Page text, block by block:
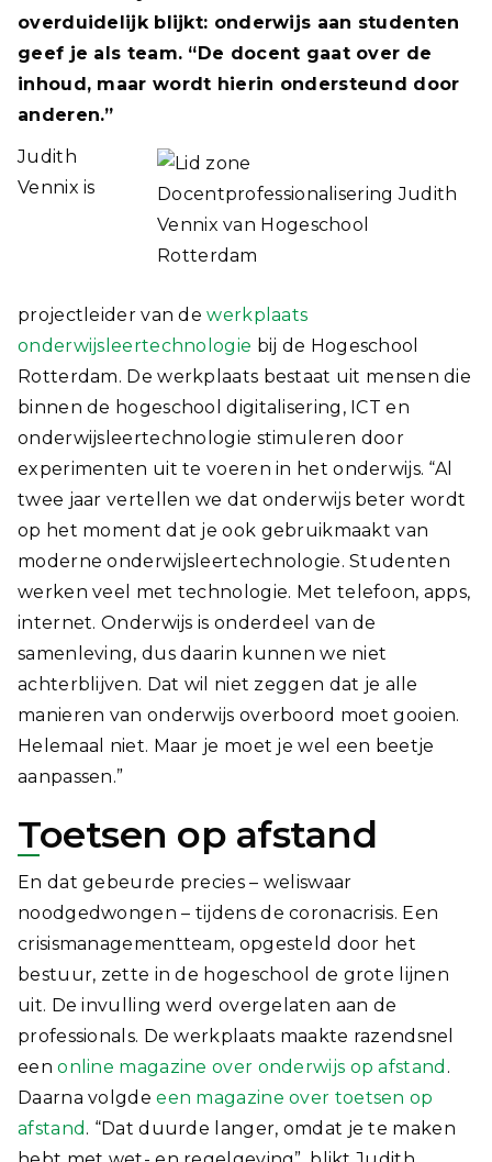
overduidelijk blijkt: onderwijs aan studenten
geef je als team. “De docent gaat over de
inhoud, maar wordt hierin ondersteund door
anderen.”
Judith
Vennix is
projectleider van dewerkplaats
onderwijsleertechnologie bij de Hogeschool
Rotterdam. De werkplaats bestaat uit mensen die
binnen de hogeschool digitalisering, ICT en
onderwijsleertechnologie stimuleren door
experimenten uit te voeren in het onderwijs. “Al
twee jaar vertellen we dat onderwijs beter wordt
op het moment dat je ook gebruikmaakt van
moderne onderwijsleertechnologie. Studenten
werken veel met technologie. Met telefoon, apps,
internet. Onderwijs is onderdeel van de
samenleving, dus daarin kunnen we niet
achterblijven. Dat wil niet zeggen dat je alle
manieren van onderwijs overboord moet gooien.
Helemaal niet. Maar je moet je wel een beetje
aanpassen.”
Toetsen op afstand
En dat gebeurde precies – weliswaar
noodgedwongen – tijdens de coronacrisis. Een
crisismanagementteam, opgesteld door het
bestuur, zette in de hogeschool de grote lijnen
uit. De invulling werd overgelaten aan de
professionals. De werkplaats maakte razendsnel
eenonline magazine over onderwijs op afstand .
Daarna volgdeeen magazine over toetsen op
afstand . “Dat duurde langer, omdat je te maken